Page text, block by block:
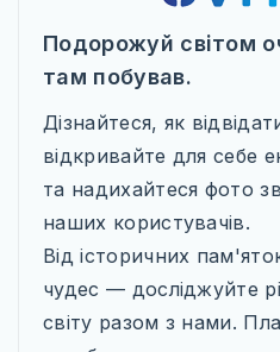
Подорожуй світом
там побував.
Дізнайтеся, як
відкривайте для себе
та надихайтеся фото
наших користувачів.
Від історичних
чудес — досліджуйте
світу разом з нами.